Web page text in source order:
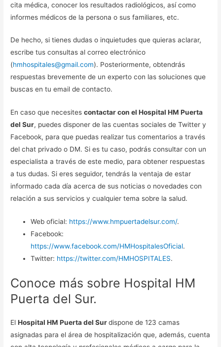
cita médica, conocer los resultados radiológicos, así como
informes médicos de la persona o sus familiares, etc.
De hecho, si tienes dudas o inquietudes que quieras aclarar,
escribe tus consultas al correo electrónico
(hmhospitales@gmail.com). Posteriormente, obtendrás
respuestas brevemente de un experto con las soluciones que
buscas en tu email de contacto.
En caso que necesitescontactar con el Hospital HM Puerta
del Sur, puedes disponer de las cuentas sociales de Twitter y
Facebook, para que puedas realizar tus comentarios a través
del chat privado o DM. Si es tu caso, podrás consultar con un
especialista a través de este medio, para obtener respuestas
a tus dudas. Si eres seguidor, tendrás la ventaja de estar
informado cada día acerca de sus noticias o novedades con
relación a sus servicios y cualquier tema sobre la salud.
Web oficial: https://www.hmpuertadelsur.com/.
Facebook:
https://www.facebook.com/HMHospitalesOficial.
Twitter: https://twitter.com/HMHOSPITALES.
Conoce más sobre Hospital HM
Puerta del Sur.
ElHospital HM Puerta del Surdispone de 123 camas
asignadas para el área de hospitalización que, además, cuenta